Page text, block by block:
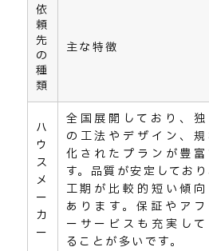
依
頼
先
の
種
類
主な特徴
ハ
ウ
ス
メ
ー
カ
ー
全国展開しており、独
の工法やデザイン、規
化されたプランが豊富
す。品質が安定しており
工期が比較的短い傾向
あります。保証やアフ
ーサービスも充実して
ることが多いです。